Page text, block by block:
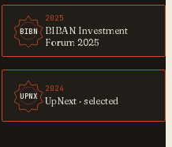
BIBN
2025
BIBAN Investment
Forum 2025
UPNX
2024
UpNext · selected